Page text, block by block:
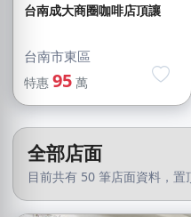
台南成大商圈咖啡店頂讓
台南市東區
特惠 95 萬
全部店面
目前共有 50 筆店面資料，置